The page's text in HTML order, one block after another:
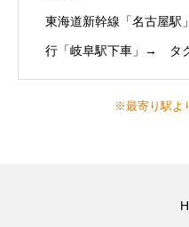
東海道新幹線「名古屋
行「岐阜駅下車」→ タ
※最寄り駅よ